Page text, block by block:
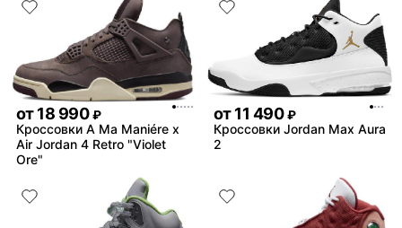
от18 990 ₽
Кроссовки A Ma Maniére x
Air Jordan 4 Retro "Violet
Ore"
от11 490 ₽
Кроссовки Jordan Max Aura
2